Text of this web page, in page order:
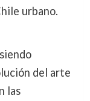
urbano.
del arte
las